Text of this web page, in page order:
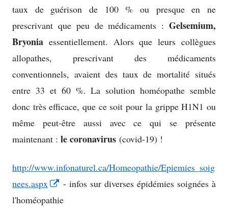
taux de guérison de 100 % ou presque en ne
prescrivant que peu de médicaments : Gelsemium,
Bryonia essentiellement. Alors que leurs collègues
allopathes, prescrivant des médicaments
conventionnels, avaient des taux de mortalité situés
entre 33 et 60 %. La solution homéopathe semble
donc très efficace, que ce soit pour la grippe H1N1 ou
même peut-être aussi avec ce qui se présente
maintenant : le coronavirus (covid-19) !
http://www.infonaturel.ca/Homeopathie/Epiemies_soig
nees.aspx
Opens
in
- infos sur diverses épidémies soignées à
l'homéopathie